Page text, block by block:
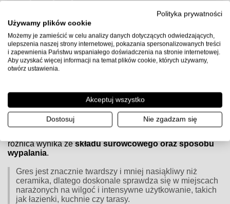
przed użyciem sprawdź kartę techniczną producenta
kleju, przygotuj podłoże zgodnie z wytycznymi (gruntowanie,
równość, suchość) i zachowaj zalecane proporcje wody oraz
czasy schnięcia.
Czym różnią się płytki gresowe od ceramicznych?
Czym różnią się płytki gresowe od ceramicznych?
Zarówno płytki gresowe , jak i ceramicznesą popularnym
wyborem do wykończenia wnętrz, jednak różnią się
różnica wynika zeskładu surowcowego oraz sposobu
wypalania.
Gres jest znacznie twardszy i mniej nasiąkliwy niż
ceramika, dlatego doskonale sprawdza się w miejscach
narażonych na wilgoć i intensywne użytkowanie, takich
jak łazienki, kuchnie czy tarasy.
Polityka prywatności
Używamy plików cookie
Możemy je zamieścić w celu analizy danych dotyczących odwiedzających,
ulepszenia naszej strony internetowej, pokazania spersonalizowanych treści
i zapewnienia Państwu wspaniałego doświadczenia na stronie internetowej.
Aby uzyskać więcej informacji na temat plików cookie, których używamy,
otwórz ustawienia.
Akceptuj wszystko
Dostosuj Nie zgadzam się